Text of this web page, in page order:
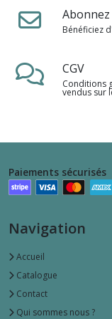
Bénéficiez
CGV
Conditions
vendus sur
Paiements sécurisés
Navigation
Accueil
Catalogue
Contact
Qui sommes nous ?